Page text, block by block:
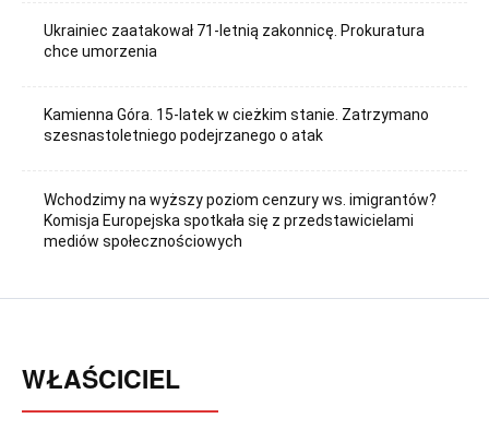
Ukrainiec zaatakował 71-letnią zakonnicę. Prokuratura
chce umorzenia
Kamienna Góra. 15-latek w cieżkim stanie. Zatrzymano
szesnastoletniego podejrzanego o atak
Wchodzimy na wyższy poziom cenzury ws. imigrantów?
Komisja Europejska spotkała się z przedstawicielami
mediów społecznościowych
WŁAŚCICIEL